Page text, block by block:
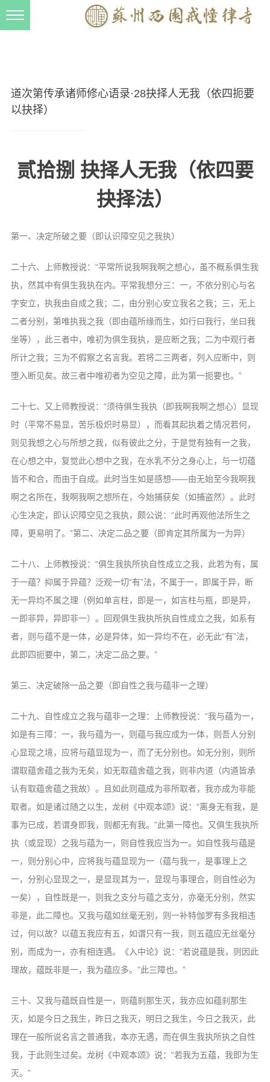
寺院管理
戒幢春秋
音频视频
弘法活动
义工家园
观世音热线
菩提静修营
教理研究
戒幢论坛
活动记录
西园风光
下院风采
搜索
道次第传承诸师修心语录·28抉择人无我（依四扼要
以抉择）
贰拾捌 抉择人无我（依四要
抉择法）
第一、决定所破之要（即认识障空见之我执）
二十六、上师教授说：“平常所说我啊我啊之想心，虽不概系俱生我
执，然其中有俱生我执在内。平常我想分三：一，不依分别心与名
字安立，执我由自成之我；二，由分别心安立我名之我；三，无上
二者分别，第唯执我之我（即由蕴所缘而生，如行曰我行，坐曰我
坐等），此三者中，唯初为俱生我执，是应断之我；二为中观行者
所计之我；三为不假察之名言我。若将二三两者，列入应断中，则
堕入断见矣。故三者中唯初者为空见之障，此为第一扼要也。”
二十七、又上师教授说：“须待俱生我执（即我啊我啊之想心）显现
时（平常不易显，苦乐极炽时易显），而看其起执着之情况若何，
则见我想之心与所想之我，似有彼此之分，于是觉有独有一之我，
在心想之中，复觉此心想中之我，在水乳不分之身心上，与一切蕴
皆不和合，而由于自成。此时当生如是感想——由无始至今我啊我
啊之名所在，我啊我啊之想所在，今始捕获矣（如捕盗然）。此时
心生决定，即认识障空见之我执，颇公说：“此时再观他法所生之
障，更易明了。”第二、决定二品之要（即肯定其所属为一为异）
二十八、上师教授说：“俱生我执所执自性成立之我，此若为有，属
于一蕴？抑属于异蕴？泛观一切“有”法，不属于一，即属于异，断
无一异均不属之理（例如单言柱，即是一，如言柱与瓶，即是异，
一即非异，异即非一）。回观俱生我执所执自性成立之我，如系有
者，则与蕴不是一体，必是异体，如一异均不在，必无此“有”法，
此即四扼要中，第二，决定二品之要。”
第三、决定破除一品之要（即自性之我与蕴非一之理）
二十九、自性成立之我与蕴非一之理：上师教授说：“我与蕴为一，
如是有三障：一，我与蕴为一，则蕴与我应成为一体，则吾人分别
心显现之境，应将与蕴显现为一，而了无分别也。如无分别，则所
谓取蕴舍蕴之我为无矣，如无取蕴舍蕴之我，则非内道（内道皆承
认有取蕴舍蕴之我故）。且如此则蕴成为非所取者，我亦成为非能
取者。如是诸过随之以生，龙树《中观本颂》说：“离身无有我，是
事为已成，若谓身即我，则都无有我。”此第一障也。又俱生我执所
执（或显现）之我与蕴为一，则自性我应当为一。如自性我与蕴是
一，则分别心中，应将我与蕴显现为一（蕴与我一，是事理上之
一，分别心显现之一，是显现其为一，显现与事理合，则自性必为
一矣），自性既是一，则我之支分与蕴之支分，亦毫无分别，然实
非是，此二障也。又我与蕴如丝毫无别，则一补特伽罗有多我相违
过，何以故？以蕴五我应有五，如谓只有一我，则五蕴应无丝毫分
别，而成为一，亦有相连遇。《入中论》说：“若说蕴是我，则因此
理故，蕴既非是一，我为蕴应多。”此三障也。”
三十、又我与蕴既自性是一，则蕴刹那生灭，我亦应如蕴刹那生
灭，如是今日之我生，昨日之我灭，明日之我生，今日之我灭，此
理在一般所说名言之普通我，本亦无遇，而在俱生我执所执之自性
我，于此则生过矣。龙树《中观本颂》说：“若我为五蕴，我即为生
灭。”